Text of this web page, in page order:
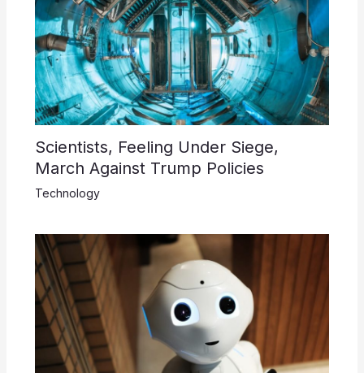
Scientists, Feeling Under Siege,
March Against Trump Policies
Technology